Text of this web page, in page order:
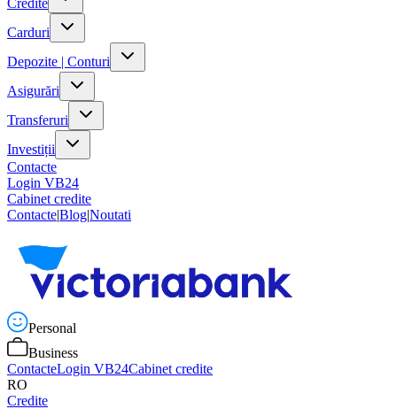
Credite
Carduri
Depozite | Conturi
Asigurări
Transferuri
Investiții
Contacte
Login VB24
Cabinet credite
Contacte|Blog|Noutati
Personal
Business
ContacteLogin VB24Cabinet credite
RO
Credite